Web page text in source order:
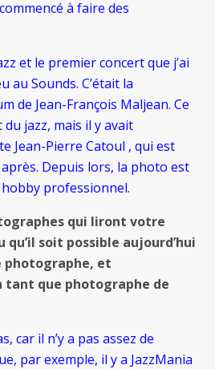
à faire des
et le premier concert que j’ai
au Sounds. C’était la
de Jean-François Maljean. Ce
jazz, mais il y avait
Jean-Pierre Catoul , qui est
Depuis lors, la photo est
professionnel.
qui liront votre
soit possible aujourd’hui
photographe, et
que photographe de
car il n’y a pas assez de
par exemple, il y a JazzMania